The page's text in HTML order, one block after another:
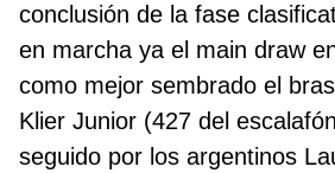
conclusión de la fase
en marcha ya el main draw
como mejor sembrado el
Klier Junior (427 del
seguido por los argentinos